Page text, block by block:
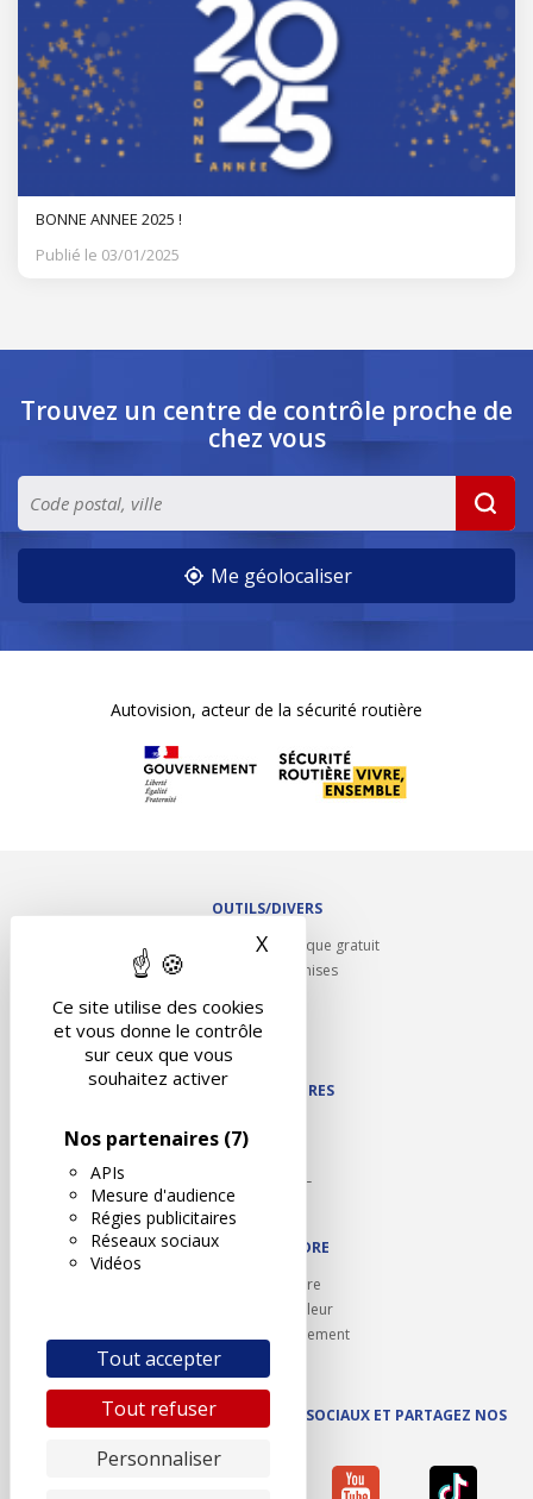
Ce site utilise des cookies
et vous donne le contrôle
sur ceux que vous
souhaitez activer
Nos partenaires (7)
APIs
Mesure d'audience
Régies publicitaires
Réseaux sociaux
Vidéos
Tout accepter
Tout refuser
Personnaliser
X Masquer le bandeau des
BONNE ANNEE 2025 !
Publié le 03/01/2025
Trouvez un centre de contrôle proche de
chez vous
Me géolocaliser
Autovision, acteur de la sécurité routière
OUTILS/DIVERS
Rappel contrôle technique gratuit
Partenariats/Remises
Contact
NOS PARTENAIRES
Autodidact
Karoil
Autovision PL
Motovision
NOUS REJOINDRE
Ouvrir un centre
Devenez contrôleur
Carrières et recrutement
SUIVEZ AUTOVISION SUR LES RÉSEAUX SOCIAUX ET PARTAGEZ NOS